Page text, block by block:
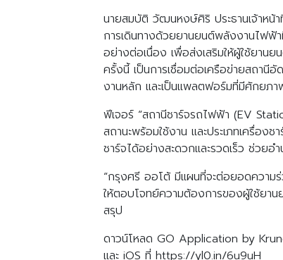
นายสมบัติ วัฒนหงษ์ศิริ ประธานเจ้าหน้า
การเดินทางด้วยยานยนต์พลังงานไฟฟ้
อย่างต่อเนื่อง เพื่อส่งเสริมให้ผู้ใช้ยา
ครั้งนี้ เป็นการเชื่อมต่อเครือข่ายสถา
งานหลัก และเป็นแพลตฟอร์มที่มีศักยภา
ฟีเจอร์ “สถานีชาร์จรถไฟฟ้า (EV
สถานะพร้อมใช้งาน และประเภทเครื่อ
ชาร์จได้อย่างสะดวกและรวดเร็ว ช่วย
“กรุงศรี ออโต้ มีแผนที่จะต่อยอดควา
ให้ตอบโจทย์ความต้องการของผู้ใช้ยา
สรุป
ดาวน์โหลด GO Application by
และ iOS ที่ https://yl0.in/6u9uH